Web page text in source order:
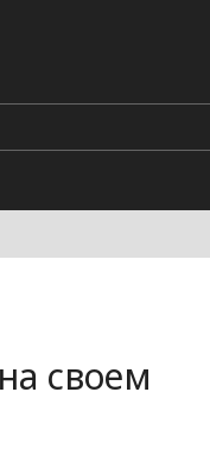
своем